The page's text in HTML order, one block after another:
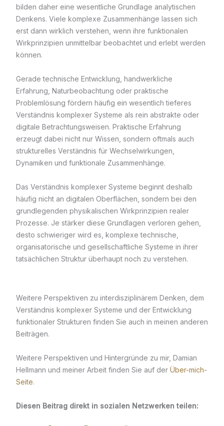
bilden daher eine wesentliche Grundlage analytischen
Denkens. Viele komplexe Zusammenhänge lassen sich
erst dann wirklich verstehen, wenn ihre funktionalen
Wirkprinzipien unmittelbar beobachtet und erlebt werden
können.
Gerade technische Entwicklung, handwerkliche
Erfahrung, Naturbeobachtung oder praktische
Problemlösung fördern häufig ein wesentlich tieferes
Verständnis komplexer Systeme als rein abstrakte oder
digitale Betrachtungsweisen. Praktische Erfahrung
erzeugt dabei nicht nur Wissen, sondern oftmals auch
strukturelles Verständnis für Wechselwirkungen,
Dynamiken und funktionale Zusammenhänge.
Das Verständnis komplexer Systeme beginnt deshalb
häufig nicht an digitalen Oberflächen, sondern bei den
grundlegenden physikalischen Wirkprinzipien realer
Prozesse. Je stärker diese Grundlagen verloren gehen,
desto schwieriger wird es, komplexe technische,
organisatorische und gesellschaftliche Systeme in ihrer
tatsächlichen Struktur überhaupt noch zu verstehen.
Weitere Perspektiven zu interdisziplinärem Denken, dem
Verständnis komplexer Systeme und der Entwicklung
funktionaler Strukturen finden Sie auch in meinen anderen
Beiträgen.
Weitere Perspektiven und Hintergründe zu mir, Damian
Hellmann und meiner Arbeit finden Sie auf der Über-mich-
Seite.
Diesen Beitrag direkt in sozialen Netzwerken teilen: